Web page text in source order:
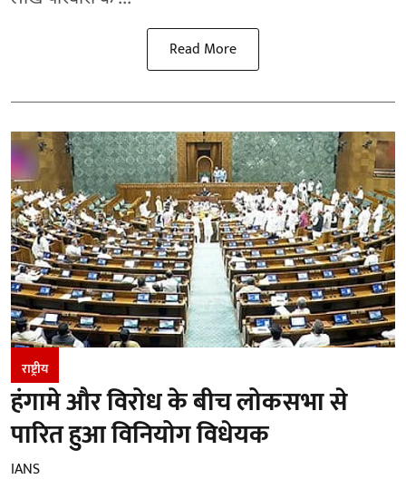
Read More
राष्ट्रीय
हंगामे और विरोध के बीच लोकसभा से
पारित हुआ विनियोग विधेयक
IANS